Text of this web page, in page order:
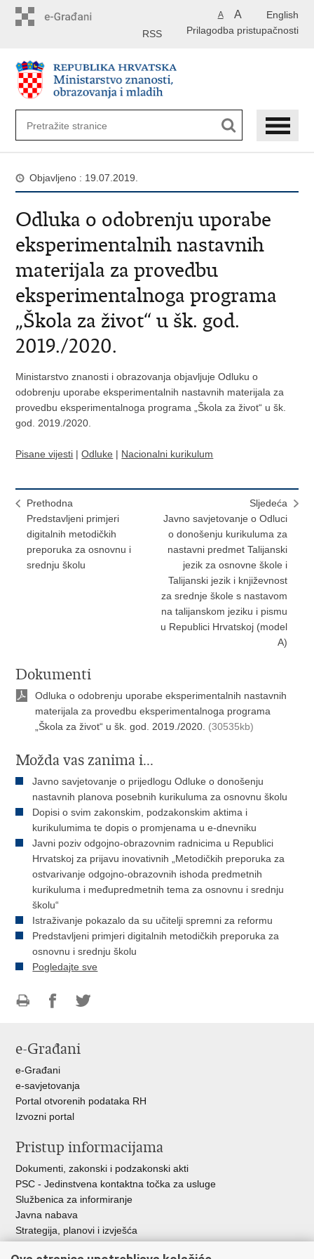
English
A A
Prilagodba pristupačnosti
RSS
Objavljeno : 19.07.2019.
Odluka o odobrenju uporabe
eksperimentalnih nastavnih
materijala za provedbu
eksperimentalnoga programa
„Škola za život“ u šk. god.
2019./2020.
Ministarstvo znanosti i obrazovanja objavljuje Odluku o
odobrenju uporabe eksperimentalnih nastavnih materijala za
provedbu eksperimentalnoga programa „Škola za život“ u šk.
god. 2019./2020.
Pisane vijesti |Odluke | Nacionalni kurikulum
Prethodna
Predstavljeni primjeri
digitalnih metodičkih
preporuka za osnovnu i
srednju školu
Sljedeća
Javno savjetovanje o Odluci
o donošenju kurikuluma za
nastavni predmet Talijanski
jezik za osnovne škole i
Talijanski jezik i književnost
za srednje škole s nastavom
na talijanskom jeziku i pismu
u Republici Hrvatskoj (model
A)
Dokumenti
Odluka o odobrenju uporabe eksperimentalnih nastavnih
materijala za provedbu eksperimentalnoga programa
„Škola za život“ u šk. god. 2019./2020. (30535kb)
Možda vas zanima i...
Javno savjetovanje o prijedlogu Odluke o donošenju
nastavnih planova posebnih kurikuluma za osnovnu školu
Dopisi o svim zakonskim, podzakonskim aktima i
kurikulumima te dopis o promjenama u e-dnevniku
Javni poziv odgojno-obrazovnim radnicima u Republici
Hrvatskoj za prijavu inovativnih „Metodičkih preporuka za
ostvarivanje odgojno-obrazovnih ishoda predmetnih
kurikuluma i međupredmetnih tema za osnovnu i srednju
školu“
Istraživanje pokazalo da su učitelji spremni za reformu
Predstavljeni primjeri digitalnih metodičkih preporuka za
osnovnu i srednju školu
Pogledajte sve
FacebookuTwitteru
e-Građani
e-Građani
e-savjetovanja
Portal otvorenih podataka RH
Izvozni portal
Pristup informacijama
Dokumenti, zakonski i podzakonski akti
PSC - Jedinstvena kontaktna točka za usluge
Službenica za informiranje
Javna nabava
Strategija, planovi i izvješća